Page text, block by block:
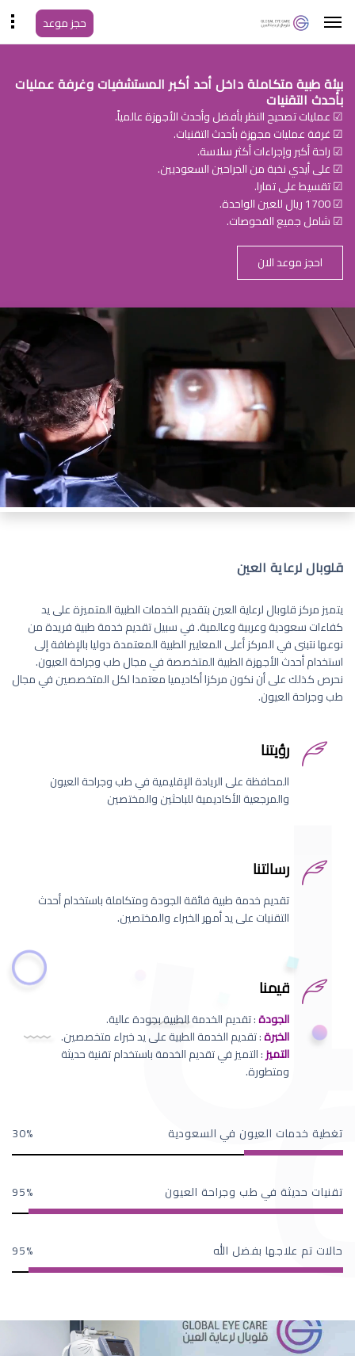
حجز موعد
بيئة طبية متكاملة داخل أحد أكبر المستشفيات وغرفة عمليات
بأحدث التقنيات
☑ عمليات تصحيح النظر بأفضل وأحدث الأجهزة عالمياً.
☑ غرفة عمليات مجهزة بأحدث التقنيات.
☑ راحة أكبر وإجراءات أكثر سلاسة.
☑ على أيدي نخبة من الجراحين السعوديين.
☑ تقسيط على تمارا.
☑ 1700 ريال للعين الواحدة.
☑ شامل جميع الفحوصات.
احجز موعد الان
قلوبال لرعاية العين
يتميز مركز قلوبال لرعاية العين بتقديم الخدمات الطبية المتميزة على يد
كفاءات سعودية وعربية وعالمية. في سبيل تقديم خدمة طبية فريدة من
نوعها نتبنى في المركز أعلى المعايير الطبية المعتمدة دوليا بالإضافة إلى
استخدام أحدث الأجهزة الطبية المتخصصة في مجال طب وجراحة العيون.
نحرص كذلك على أن نكون مركزا أكاديميا معتمدا لكل المتخصصين في مجال
طب وجراحة العيون.
رؤيتنا
المحافظة على الريادة الإقليمية في طب وجراحة العيون
والمرجعية الأكاديمية للباحثين والمختصين
رسالتنا
تقديم خدمة طبية فائقة الجودة ومتكاملة باستخدام أحدث
التقنيات على يد أمهر الخبراء والمختصين.
قيمنا
الجودة: تقديم الخدمة الطبية بجودة عالية.
الخبرة: تقديم الخدمة الطبية على يد خبراء متخصصين.
التميز: التميز في تقديم الخدمة باستخدام تقنية حديثة
ومتطورة.
تغطية خدمات العيون في السعودية 30
تقنيات حديثة في طب وجراحة العيون 95
حالات تم علاجها بفضل الله 95